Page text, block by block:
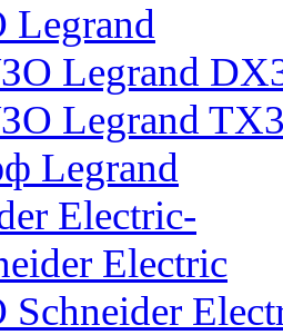
Legrand
Legrand
Legrand
Electric-
Electric